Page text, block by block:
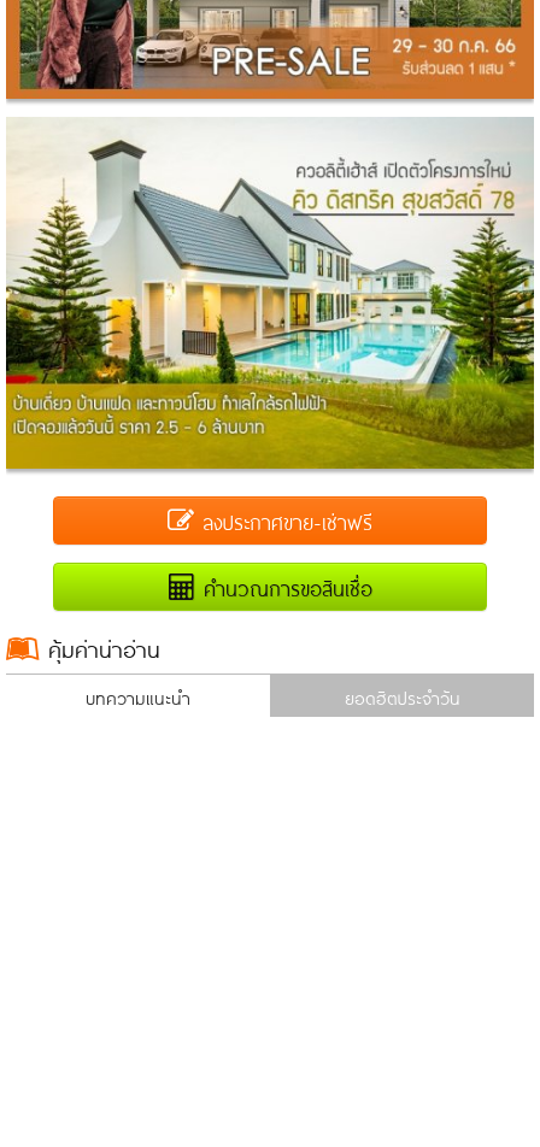
ลงประกาศขาย-เช่าฟรี
คำนวณการขอสินเชื่อ
คุ้มค่าน่าอ่าน
บทความแนะนำ ยอดฮิตประจำวัน